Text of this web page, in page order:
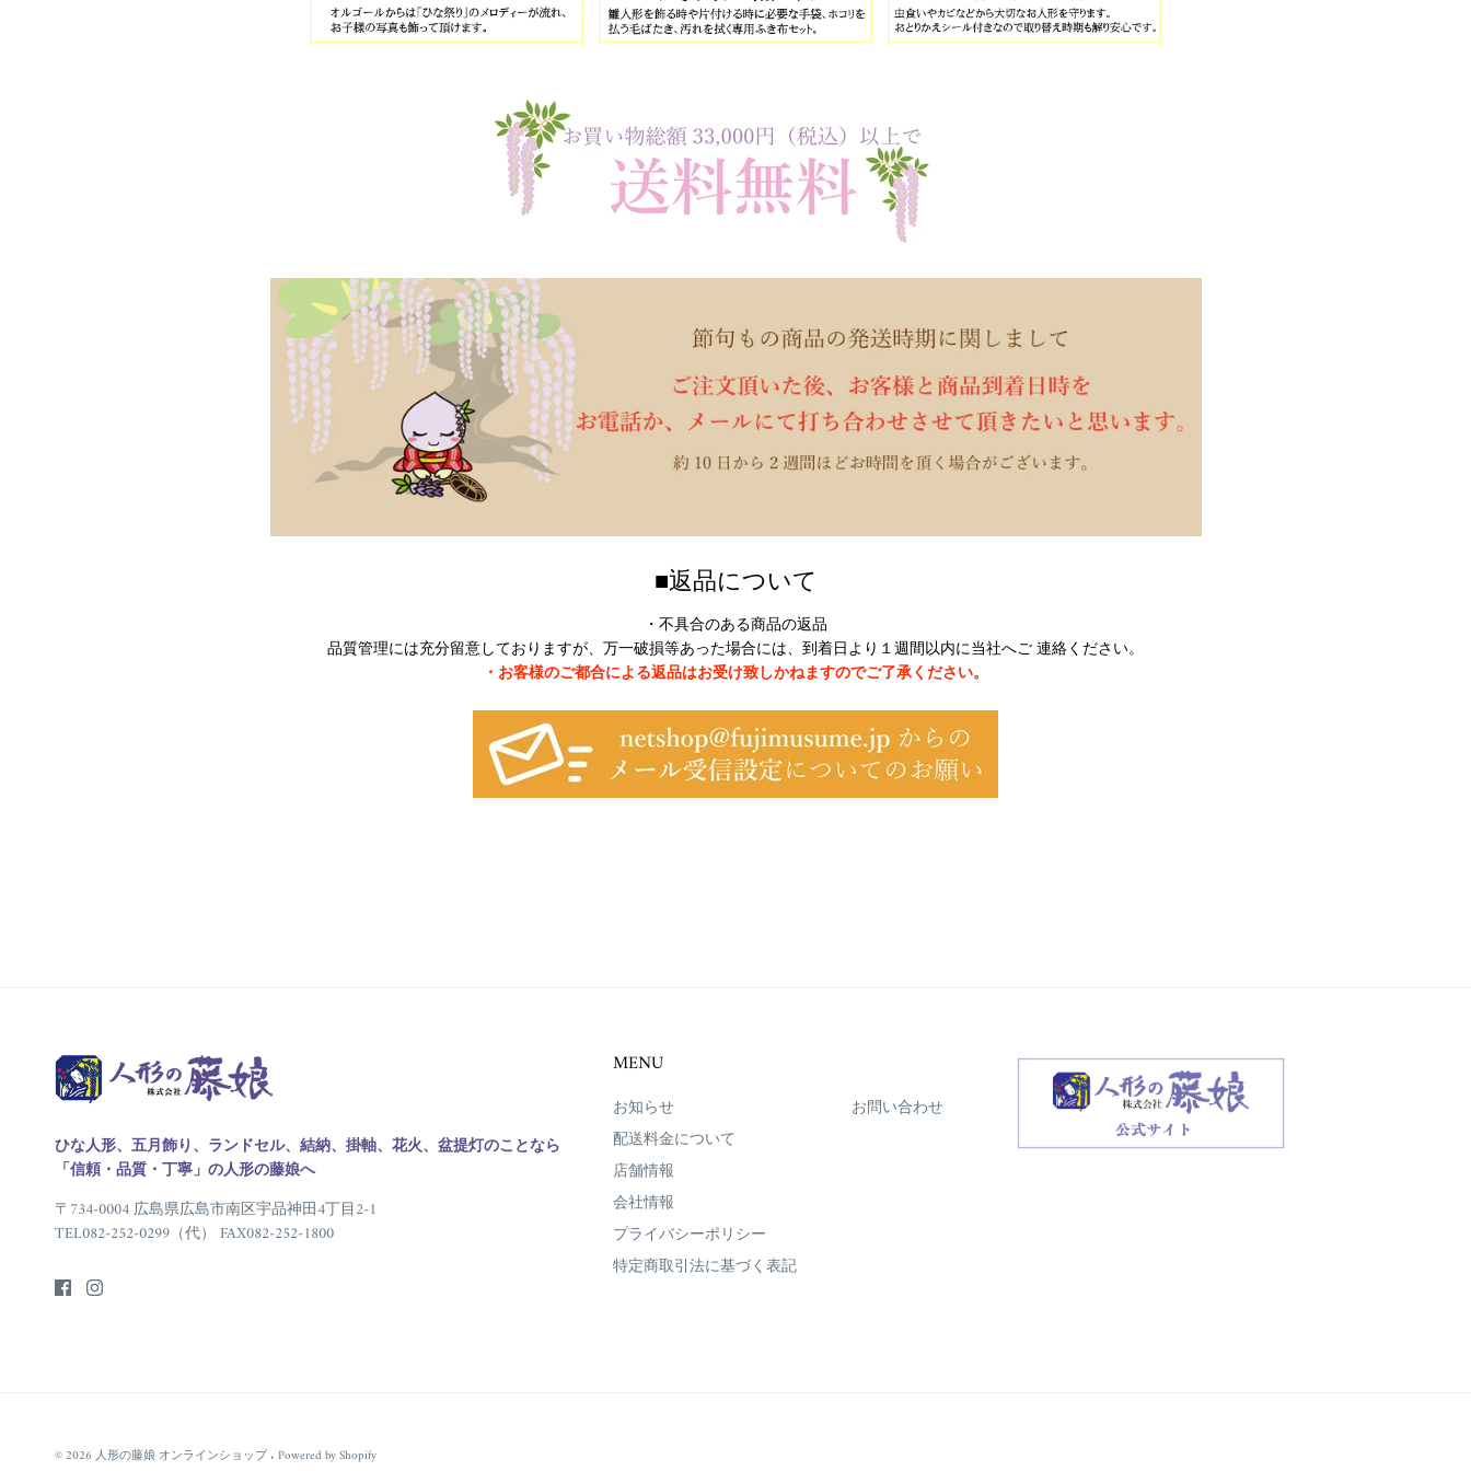
■返品について
・不具合のある商品の返品
品質管理には充分留意しておりますが、万一破損等あった場合には、到着日より１週間以内に当社へご 連絡ください。
・お客様のご都合による返品はお受け致しかねますのでご了承ください。
ひな人形、五月飾り、ランドセル、結納、掛軸、花火、盆提灯のことなら
「信頼・品質・丁寧」の人形の藤娘へ
〒734-0004 広島県広島市南区宇品神田4丁目2-1
TEL082-252-0299（代） FAX082-252-1800
MENU
お知らせ
配送料金について
店舗情報
会社情報
プライバシーポリシー
特定商取引法に基づく表記
お問い合わせ
© 2026 人形の藤娘 オンラインショップ. Powered by Shopify